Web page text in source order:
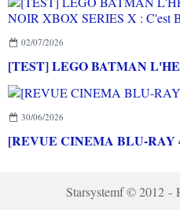
02/07/2026
30/06/2026
[REVUE CINEMA BLU-RAY
Starsystemf © 2012 -